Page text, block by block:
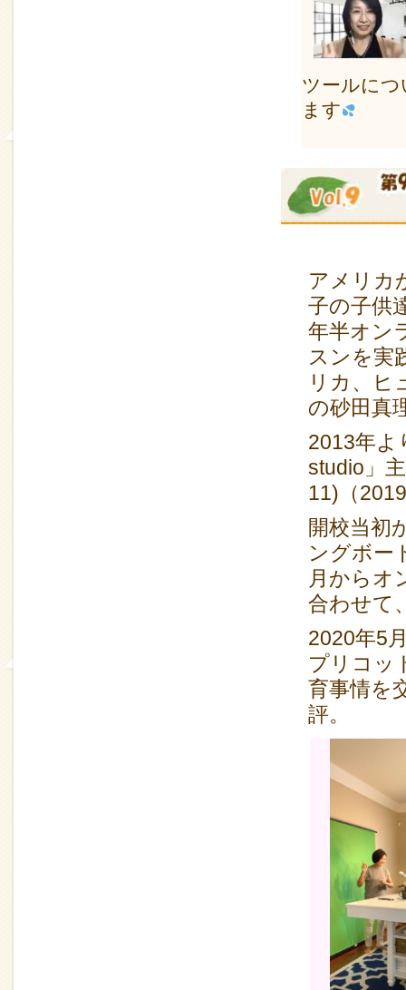
ツールに
ます
アメリカ
子の子供
年半オン
スンを実
リカ、ヒ
の砂田真
2013年よ
studio」
11)（
開校当初
ングボー
月からオ
合わせて
2020年5
プリコッ
育事情を
評。